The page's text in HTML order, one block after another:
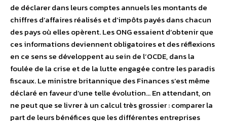
de déclarer dans leurs comptes annuels les montants de
chiffres d’affaires réalisés et d’impôts payés dans chacun
des pays où elles opèrent. Les ONG essaient d’obtenir que
ces informations deviennent obligatoires et des réflexions
en ce sens se développent au sein de l’OCDE, dans la
foulée de la crise et de la lutte engagée contre les paradis
fiscaux. Le ministre britannique des Finances s’est même
déclaré en faveur d’une telle évolution… En attendant, on
ne peut que se livrer à un calcul très grossier : comparer la
part de leurs bénéfices que les différentes entreprises